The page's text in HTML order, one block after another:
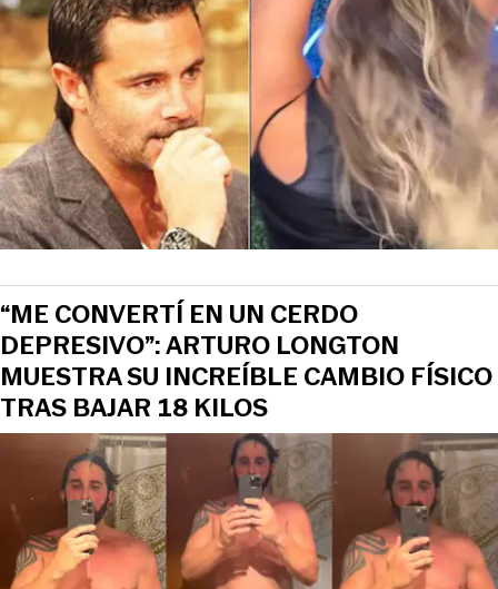
“ME CONVERTÍ EN UN CERDO
DEPRESIVO”: ARTURO LONGTON
MUESTRA SU INCREÍBLE CAMBIO FÍSICO
TRAS BAJAR 18 KILOS